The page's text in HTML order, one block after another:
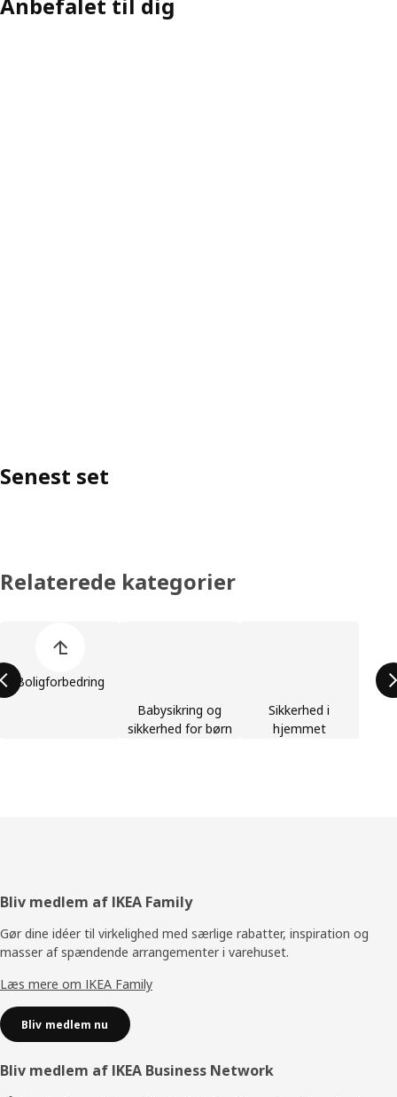
Senest set
Relaterede kategorier
Boligforbedring
Babysikring og
sikkerhed for børn
Sikkerhed i
hjemmet
Footer
Bliv medlem af IKEA Family
Gør dine idéer til virkelighed med særlige rabatter, inspiration og
masser af spændende arrangementer i varehuset.
Læs mere om IKEA Family
Bliv medlem nu
Bliv medlem af IKEA Business Network